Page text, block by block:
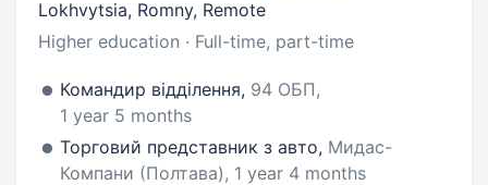
Lokhvytsia, Romny, Remote
Higher education · Full-time, part-time
Командир відділення, 94 ОБП,
1 year 5 months
Торговий представник з авто, Мидас-
Компани (Полтава), 1 year 4 months